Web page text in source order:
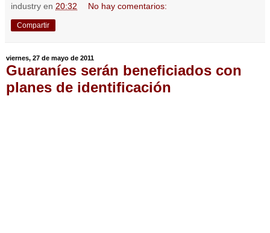
industry en 20:32 No hay comentarios:
Compartir
viernes, 27 de mayo de 2011
Guaraníes serán beneficiados con
planes de identificación